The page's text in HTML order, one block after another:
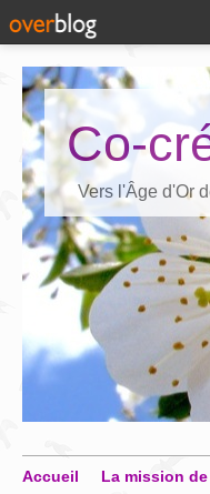
Co-
Vers l'Âge d'Or
Accueil La mission